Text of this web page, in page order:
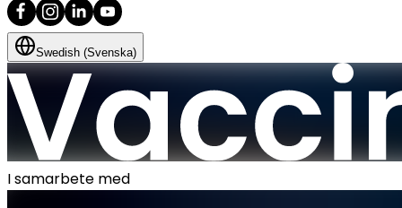
Swedish (Svenska)
I samarbete med